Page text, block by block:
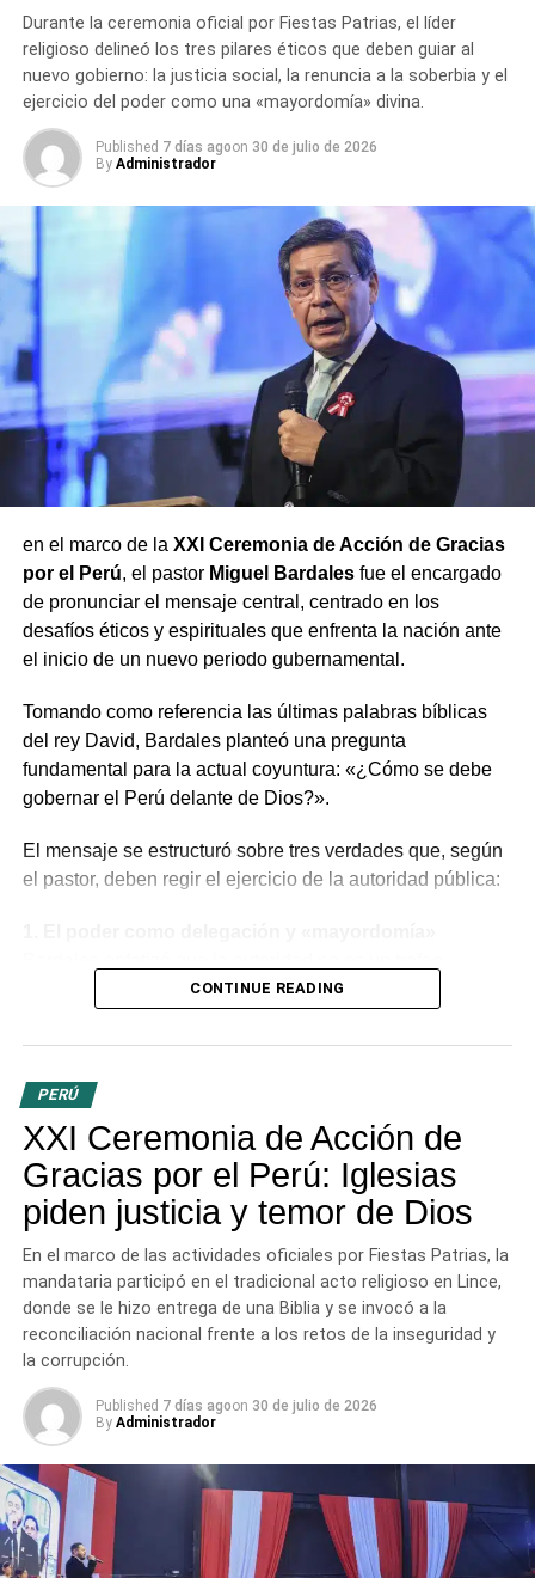
La Contraloría también detectó condiciones inseguras en
el almacén, como la ausencia de extintores.
Además, se identificó que en el11% de las cajas
inspeccionadas
etiquetado. También se observaron superficies
empolvadas y cajas sin identificación adecuada.
Estas deficiencias afectan el control y conservación de
los bienes destinados al personal policial.
Recomendaciones al Ministerio
del Interior
La Contraloría recomendó comunicar los hallazgos al
titular del Mininter para que adopte medidas correctivas
que garanticen la adecuada distribución de la
indumentaria a las unidades ejecutoras de la PNP.
El informe completo se encuentra disponible en el portal
institucional para consulta pública.
RELATED TOPICS: COMPRAS MYPERÚ
CONTRALORÍA PERÚ
CONTROL GUBERNAMENTAL
DESTACADO
LOGÍSTICA ESTATAL
LURÍN
MINISTERIO DEL INTERIOR
PNP
SEGURIDAD
UP NEXT
Alerta de El Niño Costero continuará en Perú
Roberto Sánchez denuncia fraude electoral y
Durante la ceremonia oficial por Fiestas Patrias, el líder
religioso delineó los tres pilares éticos que deben guiar al
nuevo gobierno: la justicia social, la renuncia a la soberbia y el
ejercicio del poder como una «mayordomía» divina.
Published 7 días agoon 30 de julio de 2026
By Administrador
en el marco de la XXI Ceremonia de Acción de Gracias
por el Perú, el pastor Miguel Bardalesfue el encargado
de pronunciar el mensaje central, centrado en los
desafíos éticos y espirituales que enfrenta la nación ante
el inicio de un nuevo periodo gubernamental.
Tomando como referencia las últimas palabras bíblicas
del rey David, Bardales planteó una pregunta
fundamental para la actual coyuntura: «¿Cómo se debe
gobernar el Perú delante de Dios?».
El mensaje se estructuró sobre tres verdades que, según
el pastor, deben regir el ejercicio de la autoridad pública:
político, sino una delegación divina. Dirigiéndose a la
poder recibido es unaresponsabilidad o
ante Dios, tanto por lo público como por lo privado. «Los
evangélicos creemos que no existe poder humano sin el
control de Dios», sentenció.
2. La justicia como servicio y restauración
Para el
la justicia, diferenciando la justicia de los hombres
(basada en leyes reformulables) de la justicia de Dios
que se expresa a través de la misericordia y la
restauración. Definir «hacer justicia» en el Perú actual
implica, según Bardales, impedir la muerte de inocentes,
proteger a los emprendedores de la extorsión y entregar
obras públicas eficientes en lugar de meras promesas.
3. El «temor de Dios» como ética prácticaBardales
aclaró que gobernar bajo el «temor de Dios» no significa
sentir pánico, sino actuar bajo una
ética de integridad
CONTINUE READING
PERÚ
XXI Ceremonia de Acción de
Gracias por el Perú: Iglesias
piden justicia y temor de Dios
En el marco de las actividades oficiales por Fiestas Patrias, la
mandataria participó en el tradicional acto religioso en Lince,
donde se le hizo entrega de una Biblia y se invocó a la
reconciliación nacional frente a los retos de la inseguridad y
la corrupción.
Published 7 días agoon 30 de julio de 2026
By Administrador